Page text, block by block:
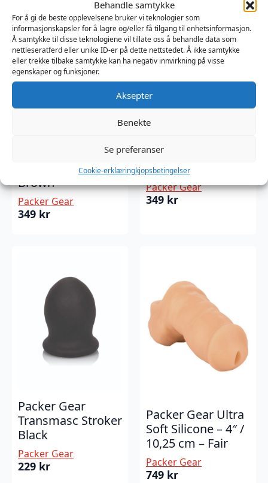
Behandle samtykke
For å gi de beste opplevelsene bruker vi teknologier som
informasjonskapsler for å lagre og/eller få tilgang til enhetsinformasjon.
Å samtykke til disse teknologiene vil tillate oss å behandle data som
nettleseratferd eller unike ID-er på dette nettstedet. Å ikke samtykke
eller trekke tilbake samtykke kan ha negativ innvirkning på visse
egenskaper og funksjoner.
Aksepter
Benekte
Se preferanser
Cookie-erklæringkjopsbetingelser
Packer Gear Stand
To Pee Packer
Brown
Packer Gear
349 kr
Packer Gear Stand
To Pee Packer Fair
Packer Gear
349 kr
Packer Gear
Transmasc Stroker
Black
Packer Gear
229 kr
Packer Gear Ultra
Soft Silicone – 4″ /
10,25 cm – Fair
Packer Gear
749 kr